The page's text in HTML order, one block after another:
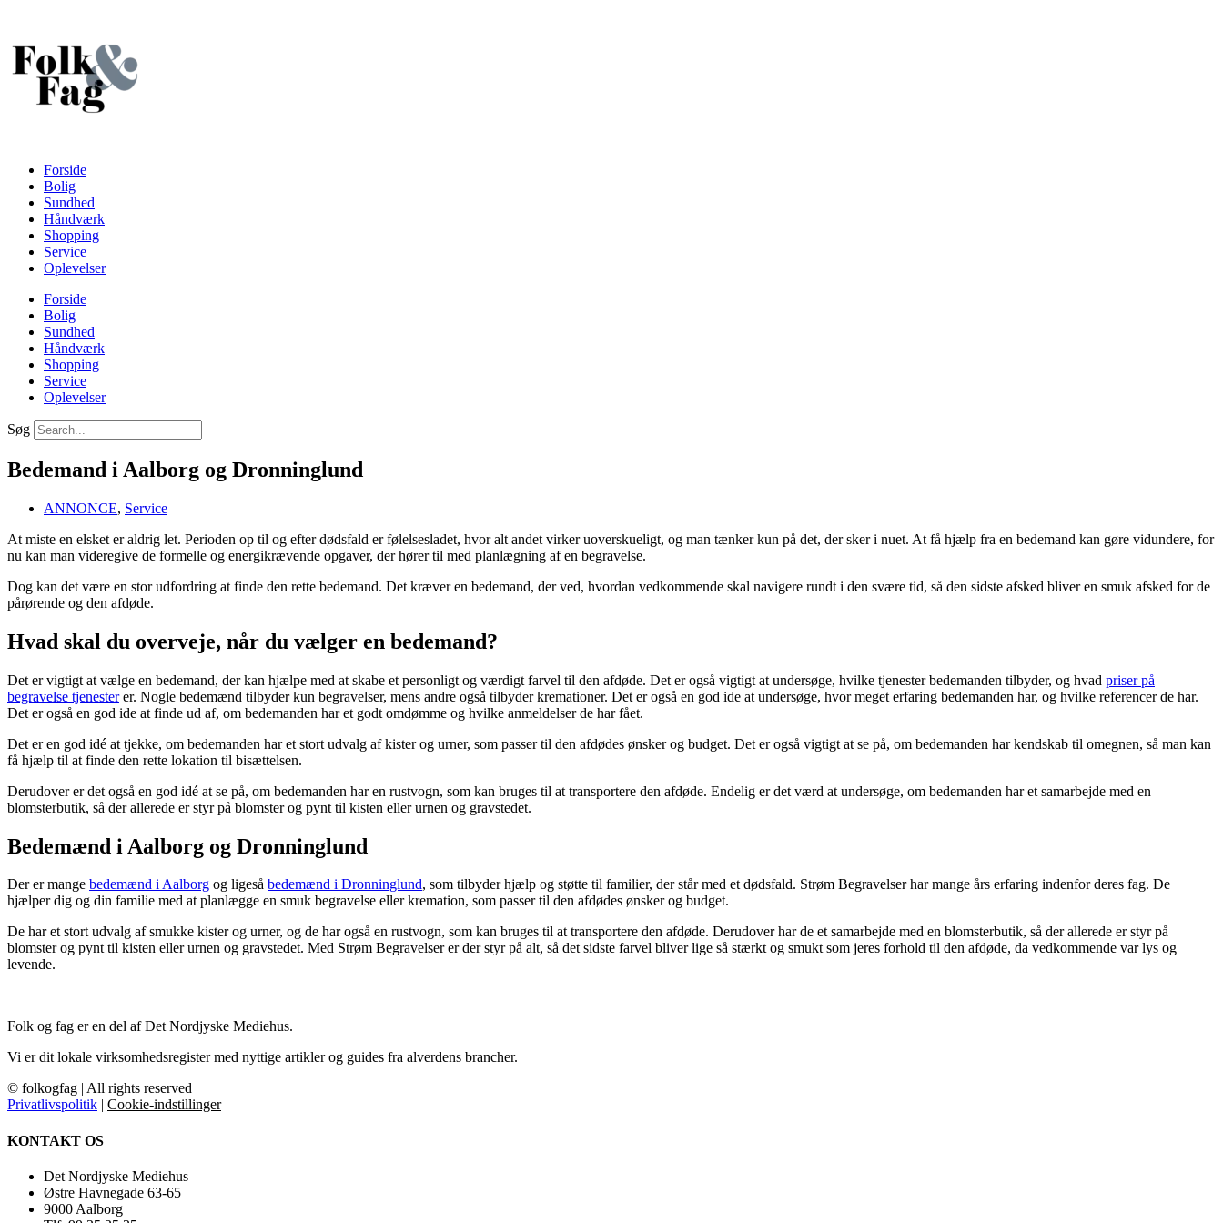
indhold
Forside
Bolig
Sundhed
Håndværk
Shopping
Service
Oplevelser
Forside
Bolig
Sundhed
Håndværk
Shopping
Service
Oplevelser
Søg
Bedemand i Aalborg og Dronninglund
ANNONCE, Service
At miste en elsket er aldrig let. Perioden op til og efter dødsfald er følelsesladet, hvor alt andet virker uoverskueligt, og man tænker kun på det, der sker i nuet. At få hjælp fra en bedemand kan gøre vidundere, for
nu kan man videregive de formelle og energikrævende opgaver, der hører til med planlægning af en begravelse.
Dog kan det være en stor udfordring at finde den rette bedemand. Det kræver en bedemand, der ved, hvordan vedkommende skal navigere rundt i den svære tid, så den sidste afsked bliver en smuk afsked for de
pårørende og den afdøde.
Hvad skal du overveje, når du vælger en bedemand?
Det er vigtigt at vælge en bedemand, der kan hjælpe med at skabe et personligt og værdigt farvel til den afdøde. Det er også vigtigt at undersøge, hvilke tjenester bedemanden tilbyder, og hvad priser på
begravelse tjenesterer. Nogle bedemænd tilbyder kun begravelser, mens andre også tilbyder kremationer. Det er også en god ide at undersøge, hvor meget erfaring bedemanden har, og hvilke referencer de har.
Det er også en god ide at finde ud af, om bedemanden har et godt omdømme og hvilke anmeldelser de har fået.
Det er en god idé at tjekke, om bedemanden har et stort udvalg af kister og urner, som passer til den afdødes ønsker og budget. Det er også vigtigt at se på, om bedemanden har kendskab til omegnen, så man kan
få hjælp til at finde den rette lokation til bisættelsen.
Derudover er det også en god idé at se på, om bedemanden har en rustvogn, som kan bruges til at transportere den afdøde. Endelig er det værd at undersøge, om bedemanden har et samarbejde med en
blomsterbutik, så der allerede er styr på blomster og pynt til kisten eller urnen og gravstedet.
Bedemænd i Aalborg og Dronninglund
Der er mange bedemænd i Aalborg og ligeså bedemænd i Dronninglund, som tilbyder hjælp og støtte til familier, der står med et dødsfald. Strøm Begravelser har mange års erfaring indenfor deres fag. De
hjælper dig og din familie med at planlægge en smuk begravelse eller kremation, som passer til den afdødes ønsker og budget.
De har et stort udvalg af smukke kister og urner, og de har også en rustvogn, som kan bruges til at transportere den afdøde. Derudover har de et samarbejde med en blomsterbutik, så der allerede er styr på
blomster og pynt til kisten eller urnen og gravstedet. Med Strøm Begravelser er der styr på alt, så det sidste farvel bliver lige så stærkt og smukt som jeres forhold til den afdøde, da vedkommende var lys og
levende.
Folk og fag er en del af Det Nordjyske Mediehus.
Vi er dit lokale virksomhedsregister med nyttige artikler og guides fra alverdens brancher.
© folkogfag | All rights reserved
Privatlivspolitik | Cookie-indstillinger
KONTAKT OS
Det Nordjyske Mediehus
Østre Havnegade 63-65
9000 Aalborg